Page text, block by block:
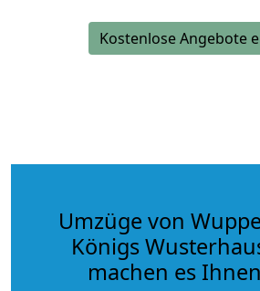
Kostenlose Angebote
Umzüge von
Königs
machen es